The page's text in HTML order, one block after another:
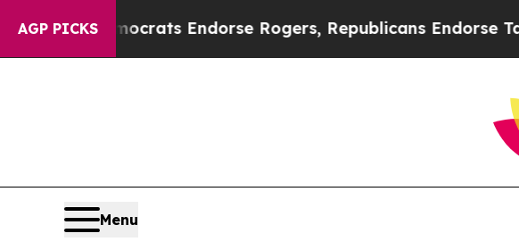
AGP PICKS
Democrats Endorse Rogers, Republicans Endorse Talarico
Menu